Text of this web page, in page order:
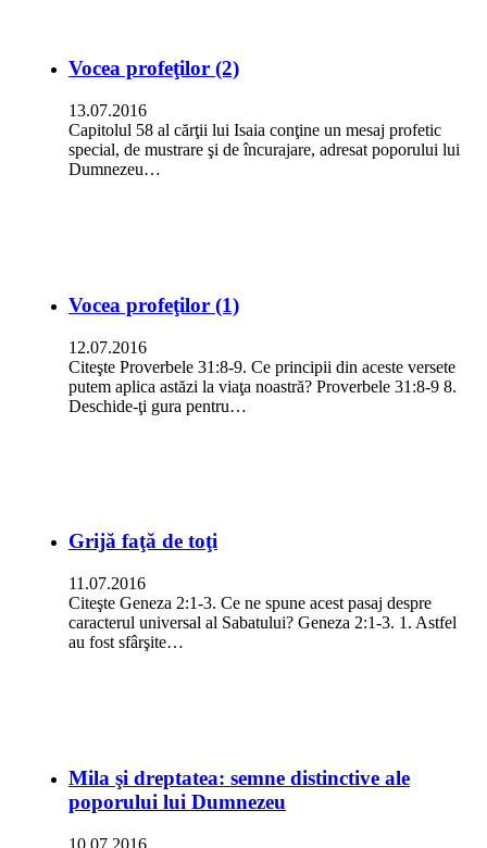
Vocea profeţilor (2)
13.07.2016
Capitolul 58 al cărţii lui Isaia conţine un mesaj profetic
special, de mustrare şi de încurajare, adresat poporului lui
Dumnezeu…
Vocea profeţilor (1)
12.07.2016
Citeşte Proverbele 31:8-9. Ce principii din aceste versete
putem aplica astăzi la viaţa noastră? Proverbele 31:8-9 8.
Deschide-ţi gura pentru…
Grijă faţă de toţi
11.07.2016
Citeşte Geneza 2:1-3. Ce ne spune acest pasaj despre
caracterul universal al Sabatului? Geneza 2:1-3. 1. Astfel
au fost sfârşite…
Mila şi dreptatea: semne distinctive ale
poporului lui Dumnezeu
10.07.2016